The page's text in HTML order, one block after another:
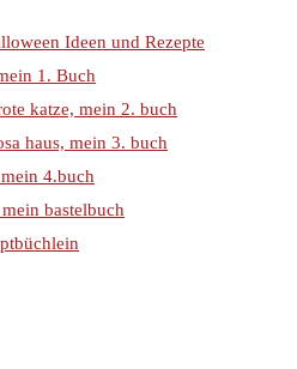
Ideen und Rezepte
1. Buch
katze, mein 2. buch
haus, mein 3. buch
4.buch
bastelbuch